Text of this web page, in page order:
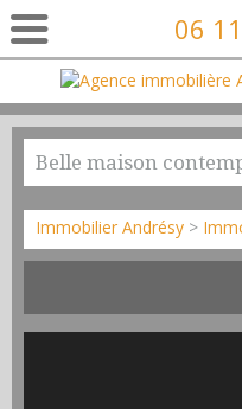
06
Belle maison
Immobilier Andrésy >